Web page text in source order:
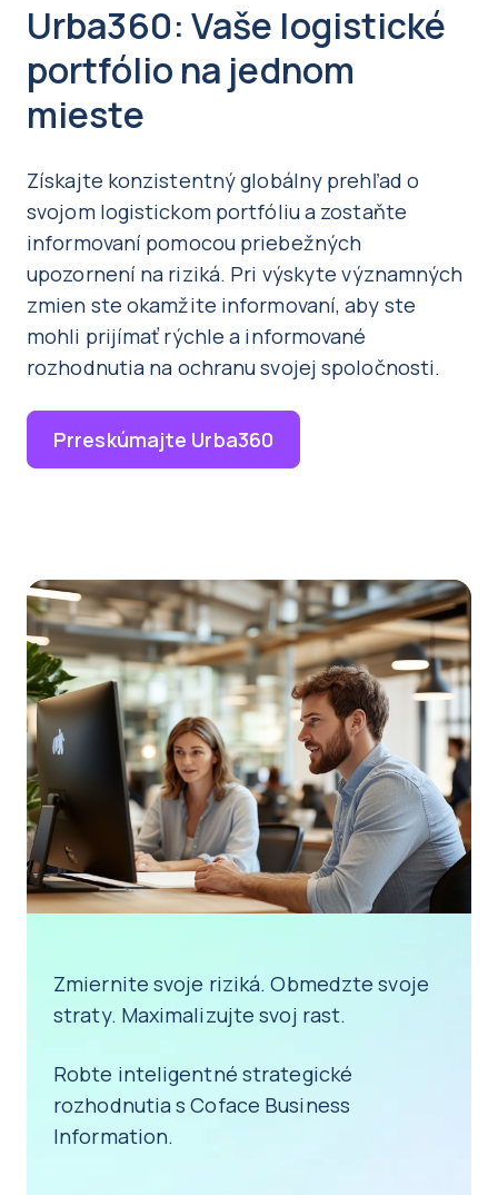
Urba360: Vaše logistické
portfólio na jednom
mieste
Získajte konzistentný globálny prehľad o
svojom logistickom portfóliu a zostaňte
informovaní pomocou priebežných
upozornení na riziká. Pri výskyte významných
zmien ste okamžite informovaní, aby ste
mohli prijímať rýchle a informované
rozhodnutia na ochranu svojej spoločnosti.
Prreskúmajte Urba360
Zmiernite svoje riziká. Obmedzte svoje
straty. Maximalizujte svoj rast.
Robte inteligentné strategické
rozhodnutia s Coface Business
Information.